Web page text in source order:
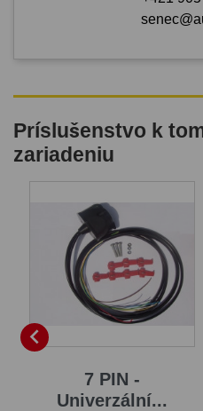
Príslušenstvo k
zariadeniu

7 PIN -
Univerzální...